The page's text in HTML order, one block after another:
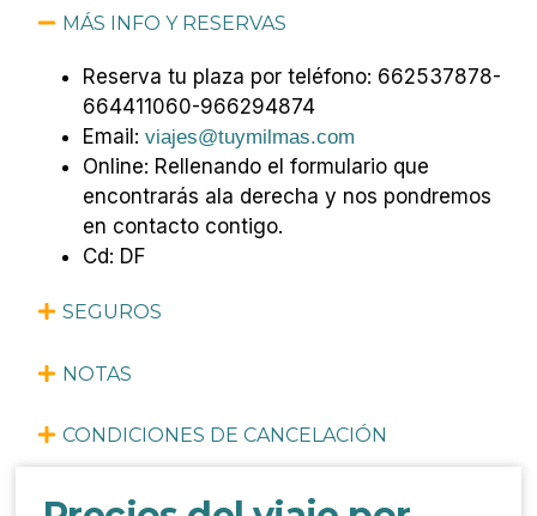
MÁS INFO Y RESERVAS
Reserva tu plaza por teléfono: 662537878-
664411060-966294874
Email:viajes@tuymilmas.com
Online: Rellenando el formulario que
encontrarás ala derecha y nos pondremos
en contacto contigo.
Cd: DF
SEGUROS
NOTAS
CONDICIONES DE CANCELACIÓN